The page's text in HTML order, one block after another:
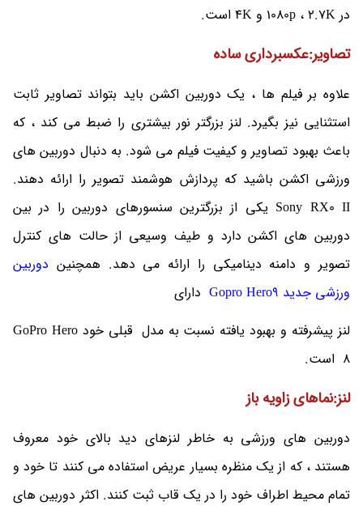
در 1080p ، 2.7K و 4K است.
تصاویر:عکسبرداری ساده
علاوه بر فیلم ها ، یک دوربین اکشن باید بتواند تصاویر ثابت
استثنایی نیز بگیرد. لنز بزرگتر نور بیشتری را ضبط می کند ، که
باعث بهبود تصاویر و کیفیت فیلم می شود. به دنبال دوربین های
ورزشی اکشن باشید که پردازش هوشمند تصویر را ارائه دهند.
Sony RX0 II یکی از بزرگترین سنسورهای دوربین را در بین
دوربین های اکشن دارد و طیف وسیعی از حالت های کنترل
تصویر و دامنه دینامیکی را ارائه می دهد. همچنین دوربین
ورزشی جدید Gopro Hero9
دارای
لنز پیشرفته و بهبود یافته نسبت به مدل قبلی خود GoPro Hero
8 است.
لنز:نماهای زاویه باز
دوربین های ورزشی به خاطر لنزهای دید بالای خود معروف
هستند ، که از یک منظره بسیار عریض استفاده می کنند تا خود و
تمام محیط اطراف خود را در یک قاب ثبت کنند. اکثر دوربین های